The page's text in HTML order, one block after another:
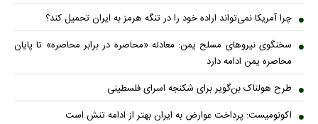
چرا آمریکا نمی‌تواند اراده خود را در تنگه هرمز به ایران تحمیل کند؟
سخنگوی نیروهای مسلح یمن: معادله «محاصره در برابر محاصره» تا پایان
محاصره یمن ادامه دارد
طرح هولناک بن‌گویر برای شکنجه اسرای فلسطینی
اکونومیست: پرداخت عوارض به ایران بهتر از ادامه تنش است